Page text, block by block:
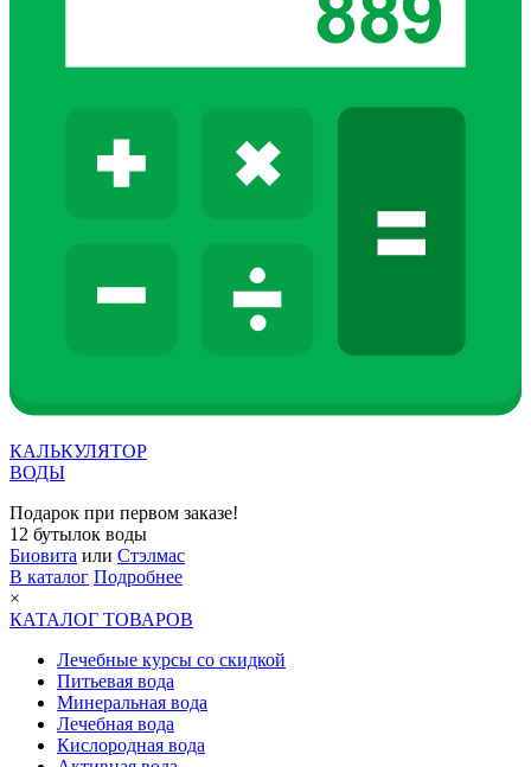
КАЛЬКУЛЯТОР
ВОДЫ
Подарок при первом заказе!
12 бутылок воды
Биовита или Стэлмас
В каталог Подробнее
×
КАТАЛОГ ТОВАРОВ
Лечебные курсы со скидкой
Питьевая вода
Минеральная вода
Лечебная вода
Кислородная вода